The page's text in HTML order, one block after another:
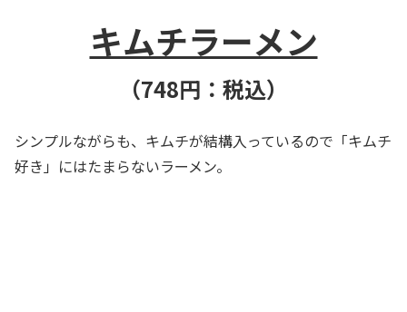
キムチラーメン
（748円：税込）
シンプルながらも、キムチが結構入っているので「キムチ
好き」にはたまらないラーメン。